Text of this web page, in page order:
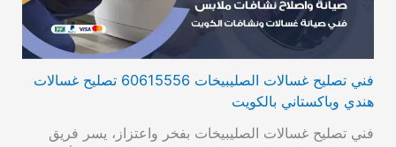
فني تصليح غسالات الصليبيخات 60615556 تصليح غسالات
هندي وباكستاني بالكويت
فني تصليح غسالات الصليبيخات بفخر واعتزاز، يسر فريق